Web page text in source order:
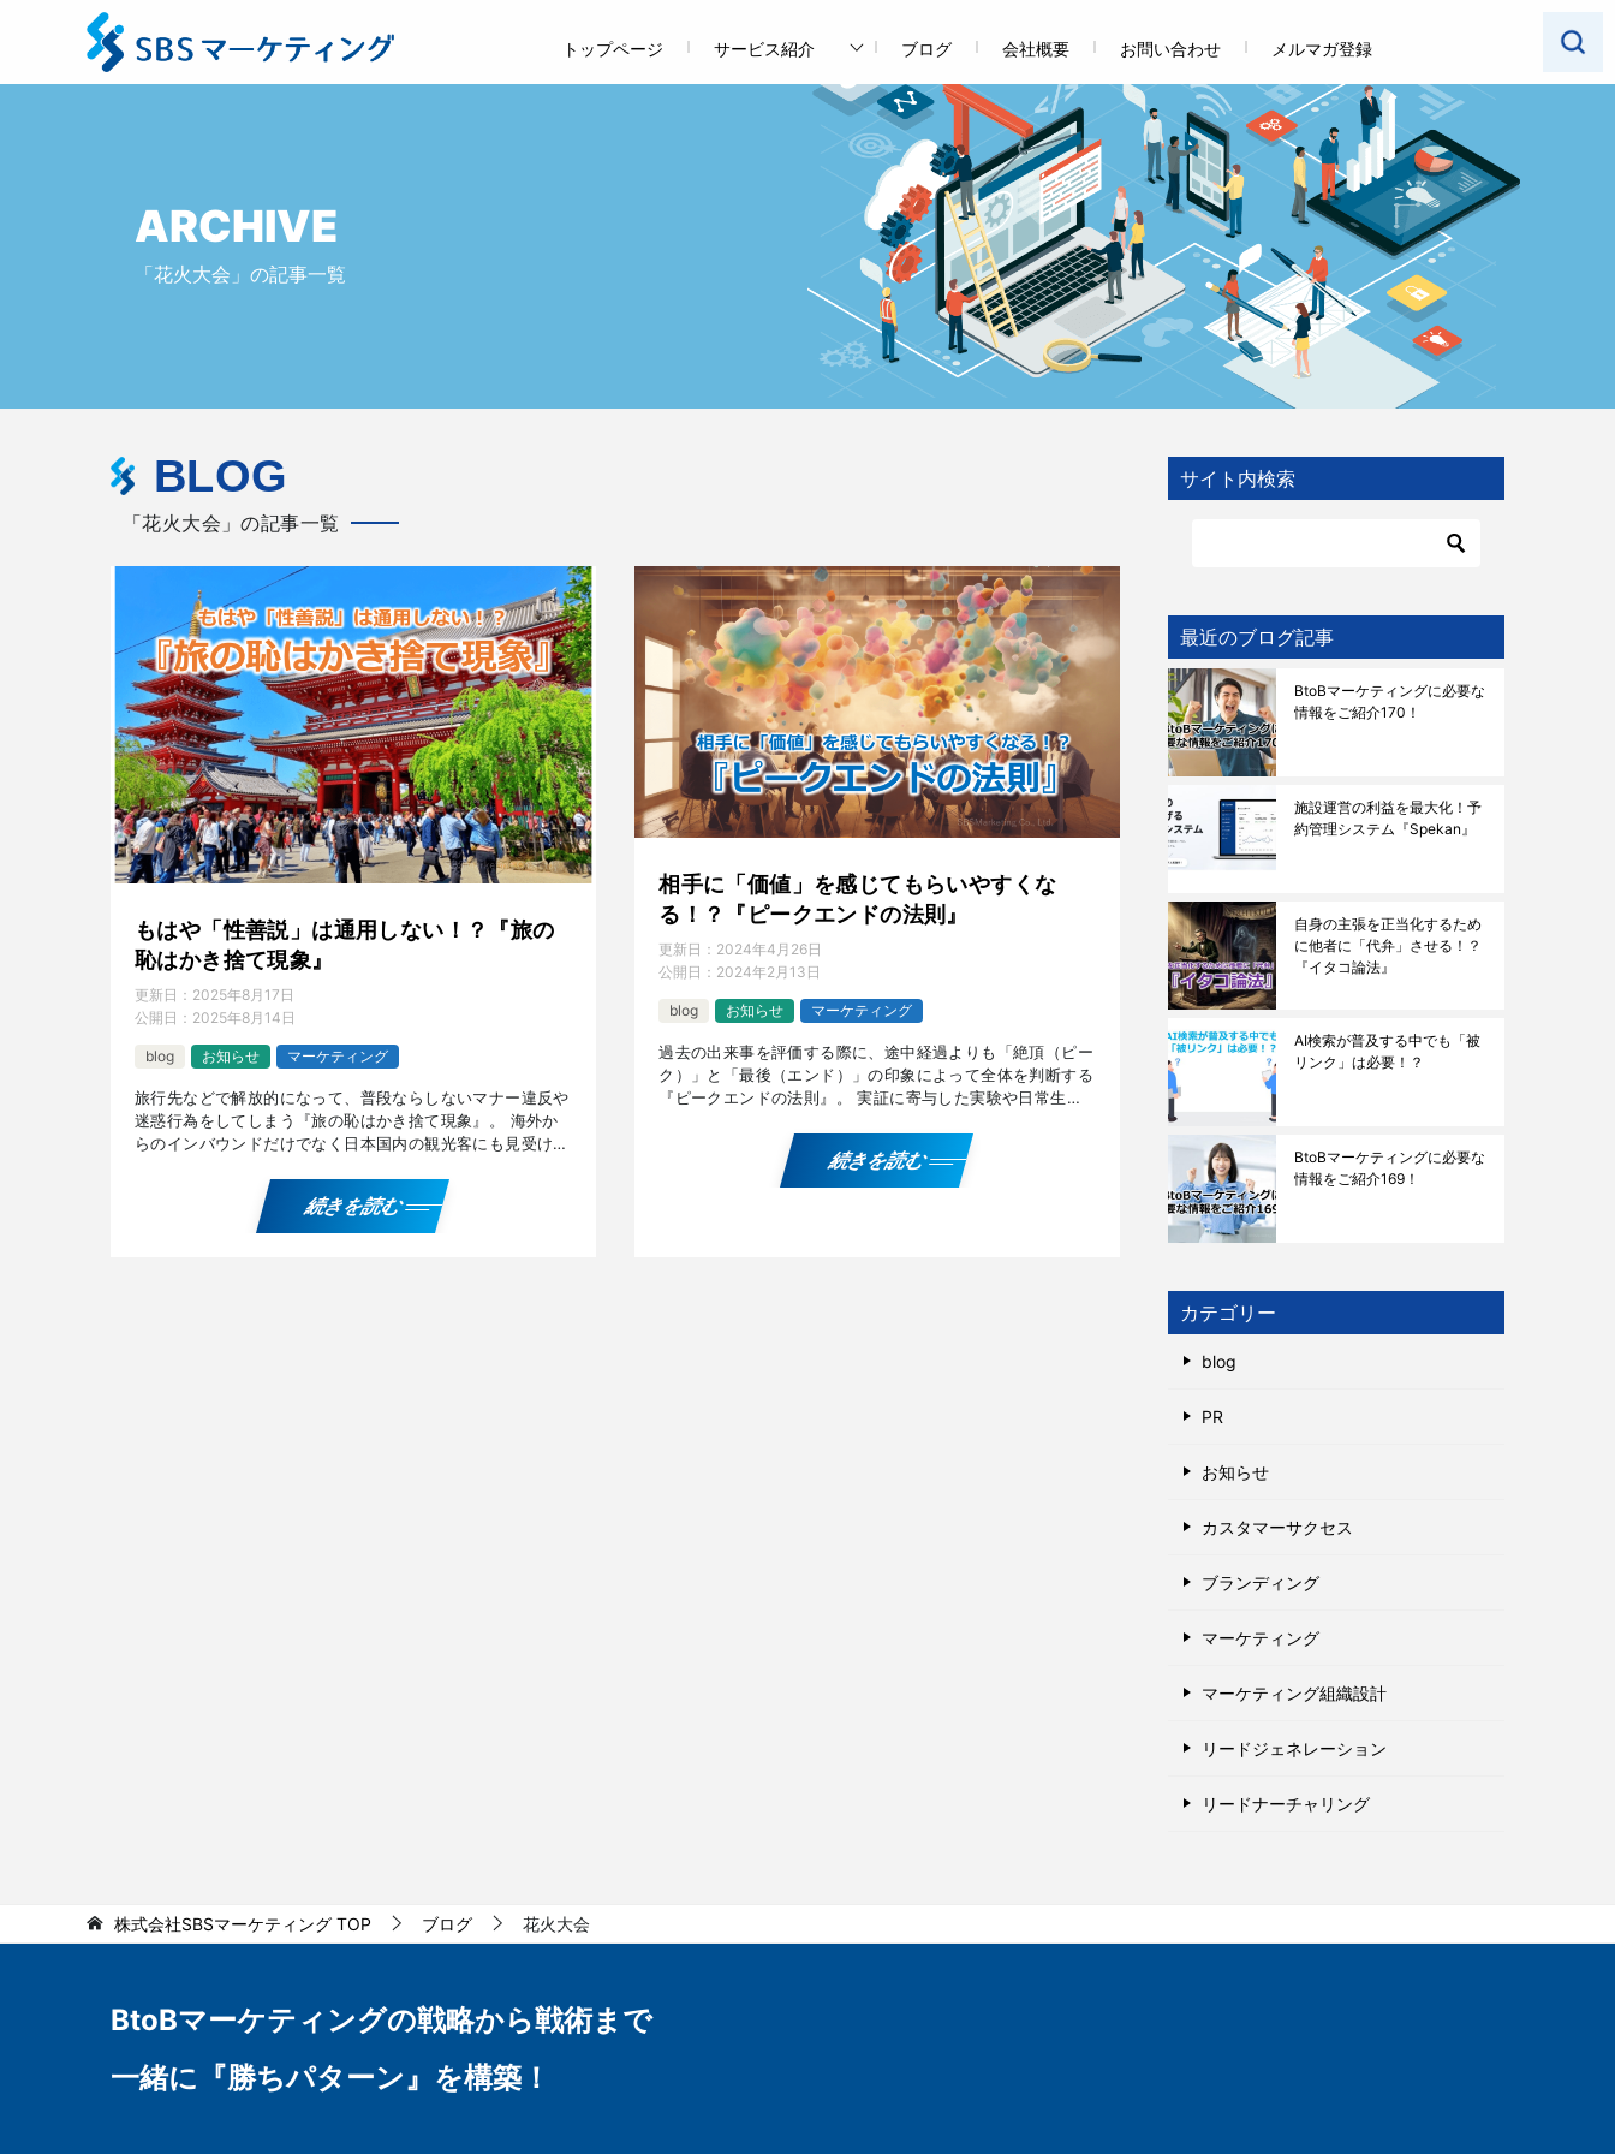
トップページ サービス紹介 ブログ 会社概要 お問い合わせ メルマガ登録
ARCHIVE
「花火大会」の記事一覧
BLOG
「花火大会」の記事一覧
もはや「性善説」は通用しない！？『旅の
恥はかき捨て現象』
更新日： 2025年8月17日
公開日： 2025年8月14日
blog お知らせ マーケティング
旅行先などで解放的になって、普段ならしないマナー違反や
迷惑行為をしてしまう『旅の恥はかき捨て現象』。 海外か
らのインバウンドだけでなく日本国内の観光客にも見受けら
続きを読む
相手に「価値」を感じてもらいやすくな
る！？『ピークエンドの法則』
更新日： 2024年4月26日
公開日： 2024年2月13日
blog お知らせ マーケティング
過去の出来事を評価する際に、途中経過よりも「絶頂（ピー
ク）」と「最後（エンド）」の印象によって全体を判断する
『ピークエンドの法則』。 実証に寄与した実験や日常生活
続きを読む
サイト内検索
最近のブログ記事
BtoBマーケティングに必要な
情報をご紹介170！
施設運営の利益を最大化！予
約管理システム『Spekan』
自身の主張を正当化するため
に他者に「代弁」させる！？
『イタコ論法』
AI検索が普及する中でも「被
リンク」は必要！？
BtoBマーケティングに必要な
情報をご紹介169！
カテゴリー
blog
PR
お知らせ
カスタマーサクセス
ブランディング
マーケティング
マーケティング組織設計
リードジェネレーション
リードナーチャリング
株式会社SBSマーケティング TOP ブログ 花火大会
BtoBマーケティングの戦略から戦術まで
一緒に『勝ちパターン』を構築！